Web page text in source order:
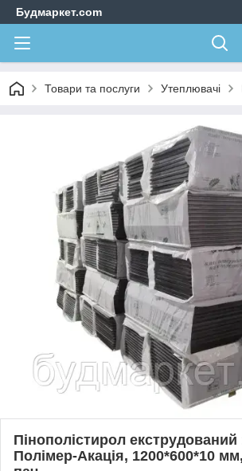
Будмаркет.com
Товари та послуги Утеплювачі
Пінополістирол
Полімер-Акація, 1200*600*10